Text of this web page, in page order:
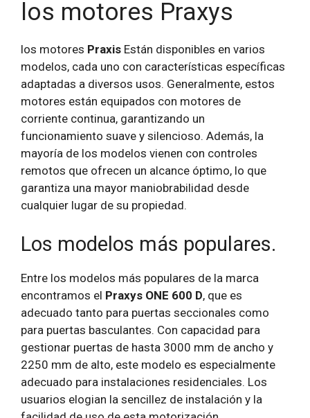
los motores Praxys
los motores Praxis Están disponibles en varios
modelos, cada uno con características específicas
adaptadas a diversos usos. Generalmente, estos
motores están equipados con motores de
corriente continua, garantizando un
funcionamiento suave y silencioso. Además, la
mayoría de los modelos vienen con controles
remotos que ofrecen un alcance óptimo, lo que
garantiza una mayor maniobrabilidad desde
cualquier lugar de su propiedad.
Los modelos más populares.
Entre los modelos más populares de la marca
encontramos el Praxys ONE 600 D, que es
adecuado tanto para puertas seccionales como
para puertas basculantes. Con capacidad para
gestionar puertas de hasta 3000 mm de ancho y
2250 mm de alto, este modelo es especialmente
adecuado para instalaciones residenciales. Los
usuarios elogian la sencillez de instalación y la